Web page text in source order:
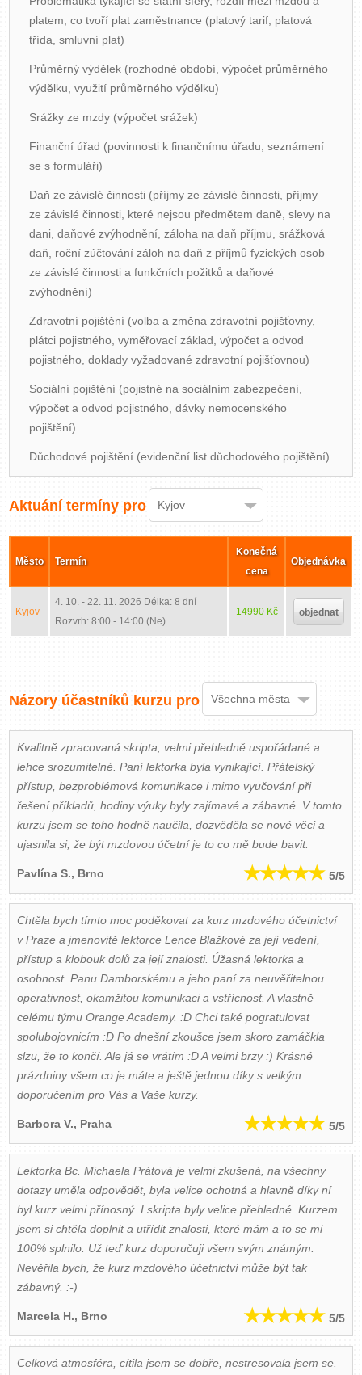
platem, co tvoří plat zaměstnance (platový tarif, platová
třída, smluvní plat)
Průměrný výdělek (rozhodné období, výpočet průměrného
výdělku, využití průměrného výdělku)
Srážky ze mzdy (výpočet srážek)
Finanční úřad (povinnosti k finančnímu úřadu, seznámení
se s formuláři)
Daň ze závislé činnosti (příjmy ze závislé činnosti, příjmy
ze závislé činnosti, které nejsou předmětem daně, slevy na
dani, daňové zvýhodnění, záloha na daň příjmu, srážková
daň, roční zúčtování záloh na daň z příjmů fyzických osob
ze závislé činnosti a funkčních požitků a daňové
zvýhodnění)
Zdravotní pojištění (volba a změna zdravotní pojišťovny,
plátci pojistného, vyměřovací základ, výpočet a odvod
pojistného, doklady vyžadované zdravotní pojišťovnou)
Sociální pojištění (pojistné na sociálním zabezpečení,
výpočet a odvod pojistného, dávky nemocenského
pojištění)
Důchodové pojištění (evidenční list důchodového pojištění)
Aktuání termíny pro Kyjov
Město Termín
Konečná
cena
Objednávka
Kyjov
4. 10. - 22. 11. 2026 Délka: 8 dní
Rozvrh: 8:00 - 14:00 (Ne)
14990 Kč objednat
Názory účastníků kurzu pro Všechna města
Kvalitně zpracovaná skripta, velmi přehledně uspořádané a
lehce srozumitelné. Paní lektorka byla vynikající. Přátelský
přístup, bezproblémová komunikace i mimo vyučování při
řešení příkladů, hodiny výuky byly zajímavé a zábavné. V tomto
kurzu jsem se toho hodně naučila, dozvěděla se nové věci a
ujasnila si, že být mzdovou účetní je to co mě bude bavit.
Pavlína S., Brno 5/5
Chtěla bych tímto moc poděkovat za kurz mzdového účetnictví
v Praze a jmenovitě lektorce Lence Blažkové za její vedení,
přístup a klobouk dolů za její znalosti. Úžasná lektorka a
osobnost. Panu Damborskému a jeho paní za neuvěřitelnou
operativnost, okamžitou komunikaci a vstřícnost. A vlastně
celému týmu Orange Academy. :D Chci také pogratulovat
spolubojovnicím :D Po dnešní zkoušce jsem skoro zamáčkla
slzu, že to končí. Ale já se vrátím :D A velmi brzy :) Krásné
prázdniny všem co je máte a ještě jednou díky s velkým
doporučením pro Vás a Vaše kurzy.
Barbora V., Praha 5/5
Lektorka Bc. Michaela Prátová je velmi zkušená, na všechny
dotazy uměla odpovědět, byla velice ochotná a hlavně díky ní
byl kurz velmi přínosný. I skripta byly velice přehledné. Kurzem
jsem si chtěla doplnit a utřídit znalosti, které mám a to se mi
100% splnilo. Už teď kurz doporučuji všem svým známým.
Nevěřila bych, že kurz mzdového účetnictví může být tak
zábavný. :-)
Marcela H., Brno 5/5
Celková atmosféra, cítila jsem se dobře, nestresovala jsem se.